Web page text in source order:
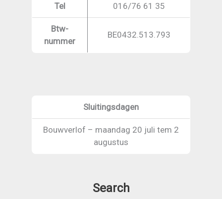
Tel 016/76 61 35
Btw-
nummer
BE0432.513.793
Sluitingsdagen
Bouwverlof – maandag 20 juli tem 2
augustus
Search